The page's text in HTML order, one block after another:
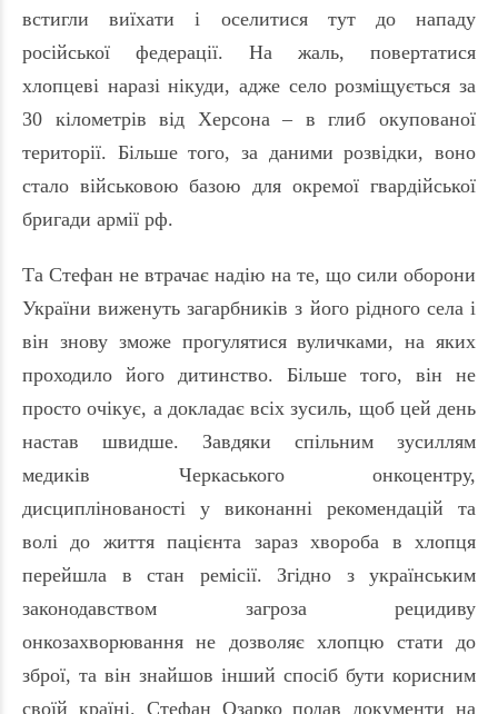
встигли виїхати і оселитися тут до нападу
російської федерації. На жаль, повертатися
хлопцеві наразі нікуди, адже село розміщується за
30 кілометрів від Херсона – в глиб окупованої
території. Більше того, за даними розвідки, воно
стало військовою базою для окремої гвардійської
бригади армії рф.
Та Стефан не втрачає надію на те, що сили оборони
України виженуть загарбників з його рідного села і
він знову зможе прогулятися вуличками, на яких
проходило його дитинство. Більше того, він не
просто очікує, а докладає всіх зусиль, щоб цей день
настав швидше. Завдяки спільним зусиллям
медиків Черкаського онкоцентру,
дисциплінованості у виконанні рекомендацій та
волі до життя пацієнта зараз хвороба в хлопця
перейшла в стан ремісії. Згідно з українським
законодавством загроза рецидиву
онкозахворювання не дозволяє хлопцю стати до
зброї, та він знайшов інший спосіб бути корисним
своїй країні. Стефан Озарко подав документи на